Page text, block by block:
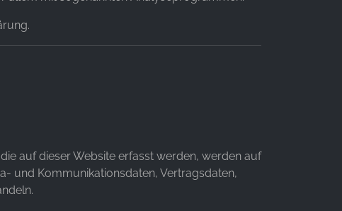
auf dieser Website erfasst werden, werden auf
und Kommunikationsdaten, Vertragsdaten,